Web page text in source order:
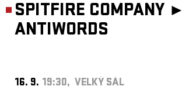
SPITFIRE COMPANY ►
ANTIWORDS
16. 9. 19:30, VELKÝ SÁL